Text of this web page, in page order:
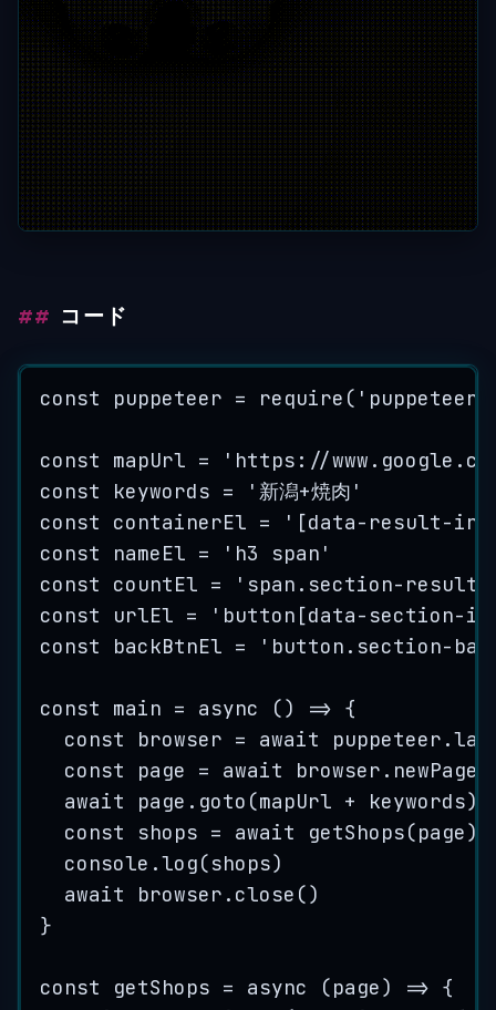
コード
const puppeteer = require ( ' puppeteer
const mapUrl = ' https://
const
keywords = ' 新潟+焼肉 '
const
containerEl = ' [data-result-
const
nameEl = ' h3 span '
const
countEl = ' span.section-result-
const
urlEl = ' button[data-section-
const
backBtnEl = ' button.section-
const main = async () => {
const
browser = await puppeteer .
const
page = await browser . newPage
await page . goto (mapUrl + keywords)
const
shops = await getShops(page)
console .log(shops)
await browser . close ()
}
const getShops = async (page) => {